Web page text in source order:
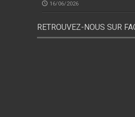
16/06/2026
RETROUVEZ-NOUS SUR